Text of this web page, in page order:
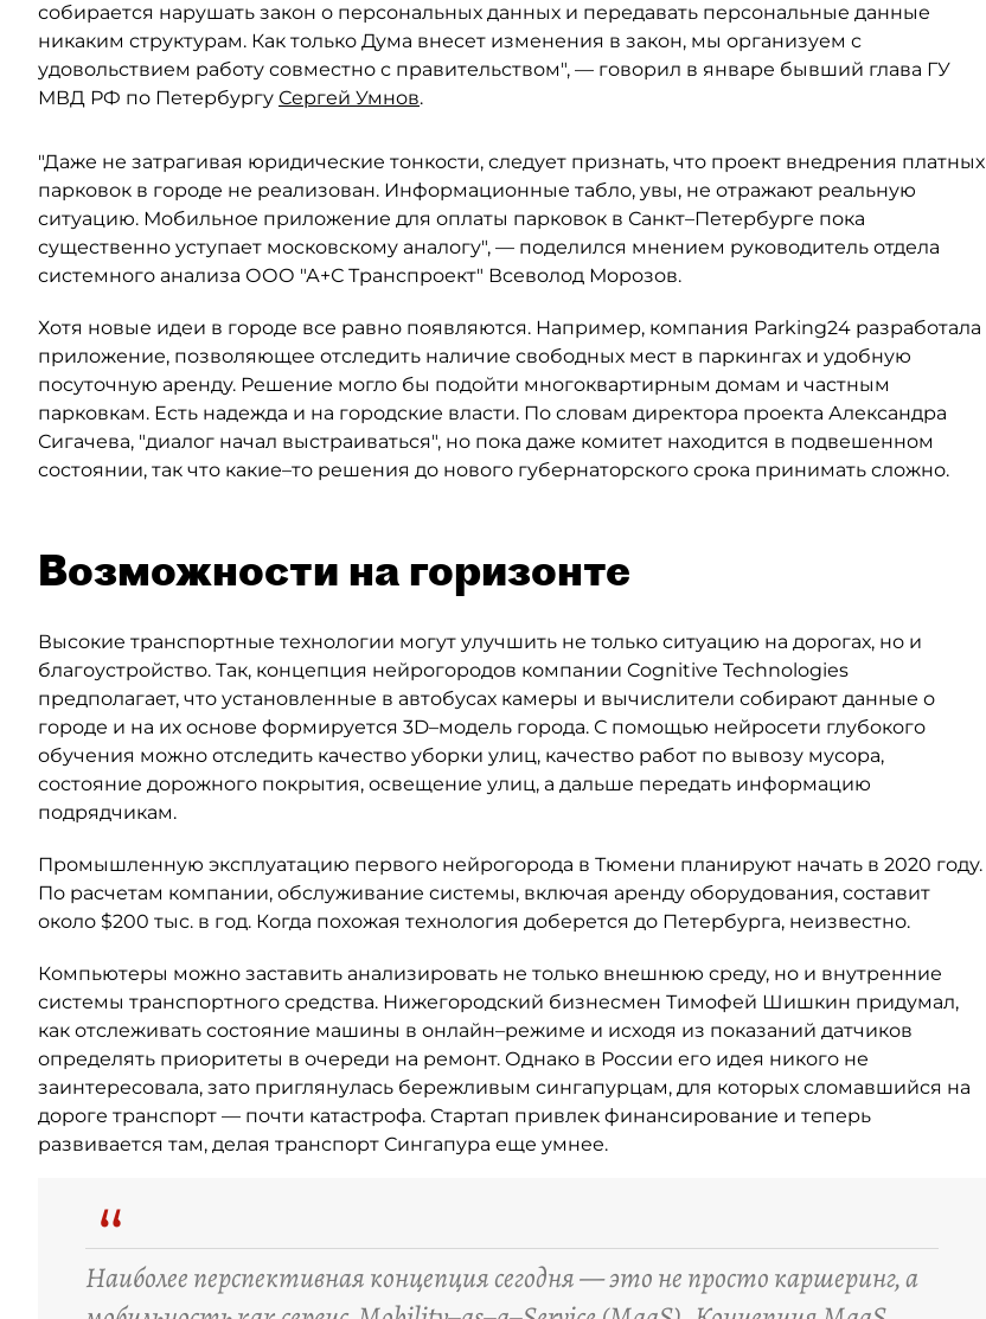
собирается нарушать закон о персональных данных и передавать персональные данные
никаким структурам. Как только Дума внесет изменения в закон, мы организуем с
удовольствием работу совместно с правительством", — говорил в январе бывший глава ГУ
МВД РФ по Петербургу Сергей Умнов.
"Даже не затрагивая юридические тонкости, следует признать, что проект внедрения платных
парковок в городе не реализован. Информационные табло, увы, не отражают реальную
ситуацию. Мобильное приложение для оплаты парковок в Санкт–Петербурге пока
существенно уступает московскому аналогу", — поделился мнением руководитель отдела
системного анализа ООО "А+С Транспроект" Всеволод Морозов.
Хотя новые идеи в городе все равно появляются. Например, компания Parking24 разработала
приложение, позволяющее отследить наличие свободных мест в паркингах и удобную
посуточную аренду. Решение могло бы подойти многоквартирным домам и частным
парковкам. Есть надежда и на городские власти. По словам директора проекта Александра
Сигачева, "диалог начал выстраиваться", но пока даже комитет находится в подвешенном
состоянии, так что какие–то решения до нового губернаторского срока принимать сложно.
Возможности на горизонте
Высокие транспортные технологии могут улучшить не только ситуацию на дорогах, но и
благоустройство. Так, концепция нейрогородов компании Cognitive Technologies
предполагает, что установленные в автобусах камеры и вычислители собирают данные о
городе и на их основе формируется 3D–модель города. С помощью нейросети глубокого
обучения можно отследить качество уборки улиц, качество работ по вывозу мусора,
состояние дорожного покрытия, освещение улиц, а дальше передать информацию
подрядчикам.
Промышленную эксплуатацию первого нейрогорода в Тюмени планируют начать в 2020 году.
По расчетам компании, обслуживание системы, включая аренду оборудования, составит
около $200 тыс. в год. Когда похожая технология доберется до Петербурга, неизвестно.
Компьютеры можно заставить анализировать не только внешнюю среду, но и внутренние
системы транспортного средства. Нижегородский бизнесмен Тимофей Шишкин придумал,
как отслеживать состояние машины в онлайн–режиме и исходя из показаний датчиков
определять приоритеты в очереди на ремонт. Однако в России его идея никого не
заинтересовала, зато приглянулась бережливым сингапурцам, для которых сломавшийся на
дороге транспорт — почти катастрофа. Стартап привлек финансирование и теперь
развивается там, делая транспорт Сингапура еще умнее.
“
Наиболее перспективная концепция сегодня — это не просто каршеринг, а